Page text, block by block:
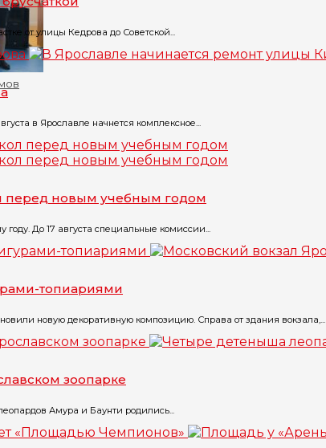
от улицы Кедрова до Советской...
в Ярославле начнется комплексное...
перед новым учебным годом
году. До 17 августа специальные комиссии...
топиариями
новую декоративную композицию. Справа от здания вокзала,...
зоопарке
Амура и Баунти родились...